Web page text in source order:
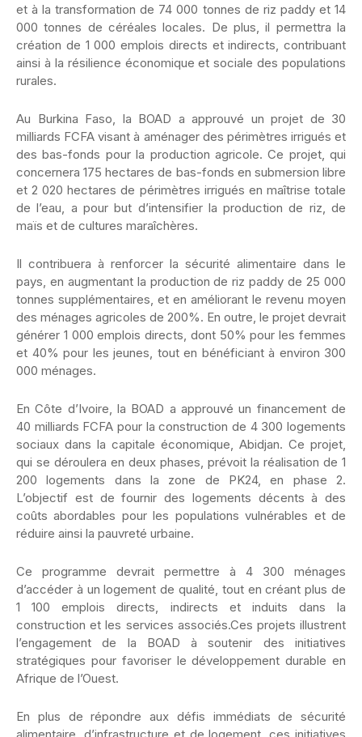
et à la transformation de 74 000 tonnes de riz paddy et 14
000 tonnes de céréales locales. De plus, il permettra la
création de 1 000 emplois directs et indirects, contribuant
ainsi à la résilience économique et sociale des populations
rurales.
Au Burkina Faso, la BOAD a approuvé un projet de 30
milliards FCFA visant à aménager des périmètres irrigués et
des bas-fonds pour la production agricole. Ce projet, qui
concernera 175 hectares de bas-fonds en submersion libre
et 2 020 hectares de périmètres irrigués en maîtrise totale
de l’eau, a pour but d’intensifier la production de riz, de
maïs et de cultures maraîchères.
Il contribuera à renforcer la sécurité alimentaire dans le
pays, en augmentant la production de riz paddy de 25 000
tonnes supplémentaires, et en améliorant le revenu moyen
des ménages agricoles de 200%. En outre, le projet devrait
générer 1 000 emplois directs, dont 50% pour les femmes
et 40% pour les jeunes, tout en bénéficiant à environ 300
000 ménages.
En Côte d’Ivoire, la BOAD a approuvé un financement de
40 milliards FCFA pour la construction de 4 300 logements
sociaux dans la capitale économique, Abidjan. Ce projet,
qui se déroulera en deux phases, prévoit la réalisation de 1
200 logements dans la zone de PK24, en phase 2.
L’objectif est de fournir des logements décents à des
coûts abordables pour les populations vulnérables et de
réduire ainsi la pauvreté urbaine.
Ce programme devrait permettre à 4 300 ménages
d’accéder à un logement de qualité, tout en créant plus de
1 100 emplois directs, indirects et induits dans la
construction et les services associés.Ces projets illustrent
l’engagement de la BOAD à soutenir des initiatives
stratégiques pour favoriser le développement durable en
Afrique de l’Ouest.
En plus de répondre aux défis immédiats de sécurité